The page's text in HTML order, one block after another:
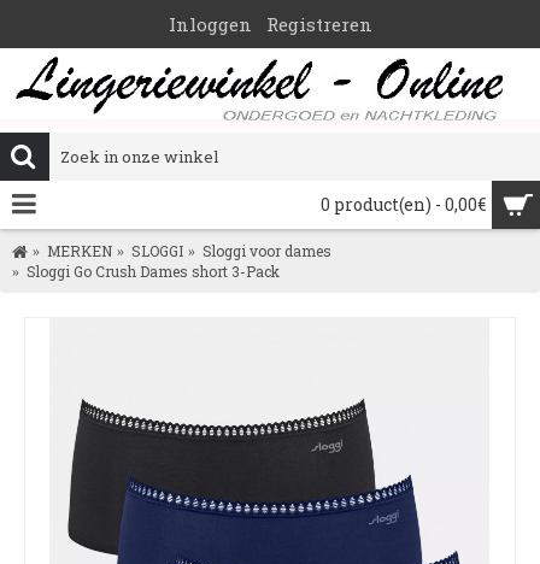
Inloggen Registreren
0 product(en) - 0,00€
MERKEN SLOGGI
Sloggi voor dames
Sloggi Go Crush Dames short 3-Pack